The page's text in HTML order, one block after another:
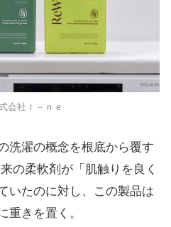
会社Ｉ－ｎｅ
洗濯の概念を根底から覆す
の柔軟剤が「肌触りを良く
いたのに対し、この製品は
重きを置く。